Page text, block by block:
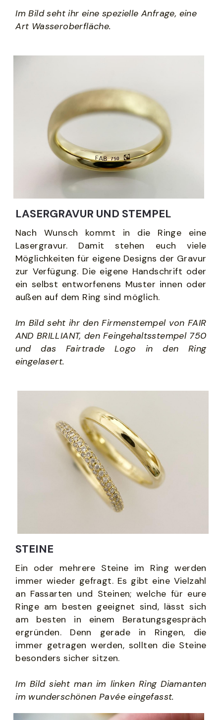
Im Bild seht ihr eine spezielle Anfrage, eine
Art Wasseroberfläche.
LASERGRAVUR UND STEMPEL
Nach Wunsch kommt in die Ringe eine
Lasergravur. Damit stehen euch viele
Möglichkeiten für eigene Designs der Gravur
zur Verfügung. Die eigene Handschrift oder
ein selbst entworfenens Muster innen oder
außen auf dem Ring sind möglich.
Im Bild seht ihr den Firmenstempel von FAIR
AND BRILLIANT, den Feingehaltsstempel 750
und das Fairtrade Logo in den Ring
eingelasert.
STEINE
Ein oder mehrere Steine im Ring werden
immer wieder gefragt. Es gibt eine Vielzahl
an Fassarten und Steinen; welche für eure
Ringe am besten geeignet sind, lässt sich
am besten in einem Beratungsgespräch
ergründen. Denn gerade in Ringen, die
immer getragen werden, sollten die Steine
besonders sicher sitzen.
Im Bild sieht man im linken Ring Diamanten
im wunderschönen Pavée eingefasst.